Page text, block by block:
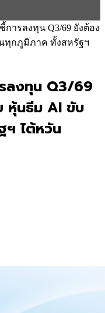
การลงทุน Q3/69 ยังต้อง
ทุกภูมิภาค ทั้งสหรัฐฯ
ลงทุน Q3/69
หุ้นธีม AI ขับ
ฯ ไต้หวัน